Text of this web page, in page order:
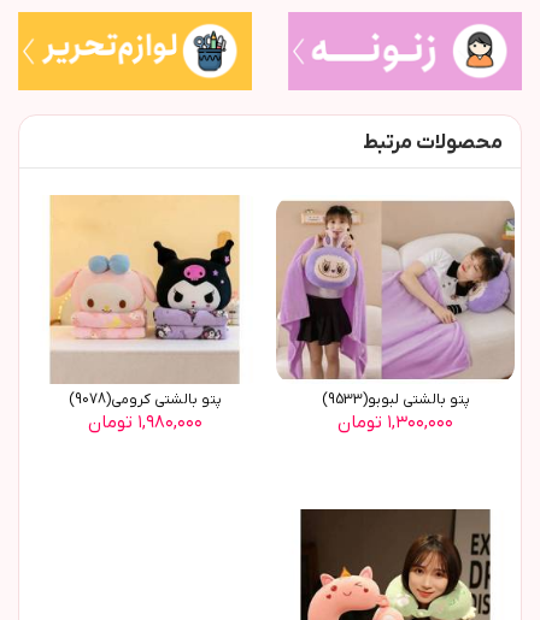
محصولات مرتبط
پتو بالشتي لبوبو(9533)
۱,۳۰۰,۰۰۰ تومان
پتو بالشتی کرومی(9078)
۱,۹۸۰,۰۰۰ تومان